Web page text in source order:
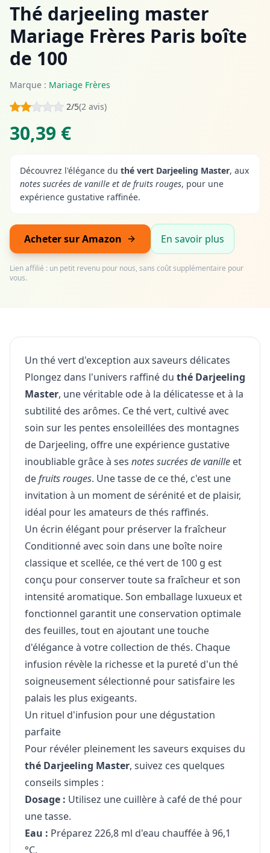
Thé darjeeling master
Mariage Frères Paris boîte
de 100
Marque : Mariage Frères
2/5(2 avis)
30,39 €
Découvrez l'élégance du thé vert Darjeeling Master, aux
notes sucrées de vanille et de fruits rouges, pour une
expérience gustative raffinée.
Acheter sur Amazon En savoir plus
Lien affilié : un petit revenu pour nous, sans coût supplémentaire pour
vous.
Un thé vert d'exception aux saveurs délicates
Plongez dans l'univers raffiné du thé Darjeeling
Master, une véritable ode à la délicatesse et à la
subtilité des arômes. Ce thé vert, cultivé avec
soin sur les pentes ensoleillées des montagnes
de Darjeeling, offre une expérience gustative
inoubliable grâce à ses notes sucrées de vanille et
defruits rouges. Une tasse de ce thé, c'est une
invitation à un moment de sérénité et de plaisir,
idéal pour les amateurs de thés raffinés.
Un écrin élégant pour préserver la fraîcheur
Conditionné avec soin dans une boîte noire
classique et scellée, ce thé vert de 100 g est
conçu pour conserver toute sa fraîcheur et son
intensité aromatique. Son emballage luxueux et
fonctionnel garantit une conservation optimale
des feuilles, tout en ajoutant une touche
d'élégance à votre collection de thés. Chaque
infusion révèle la richesse et la pureté d'un thé
soigneusement sélectionné pour satisfaire les
palais les plus exigeants.
Un rituel d'infusion pour une dégustation
parfaite
Pour révéler pleinement les saveurs exquises du
thé Darjeeling Master, suivez ces quelques
conseils simples :
Dosage : Utilisez une cuillère à café de thé pour
une tasse.
Eau : Préparez 226,8 ml d'eau chauffée à 96,1
°C.